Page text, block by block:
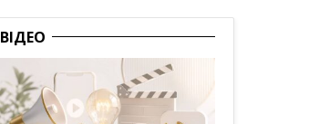
ВІДЕО